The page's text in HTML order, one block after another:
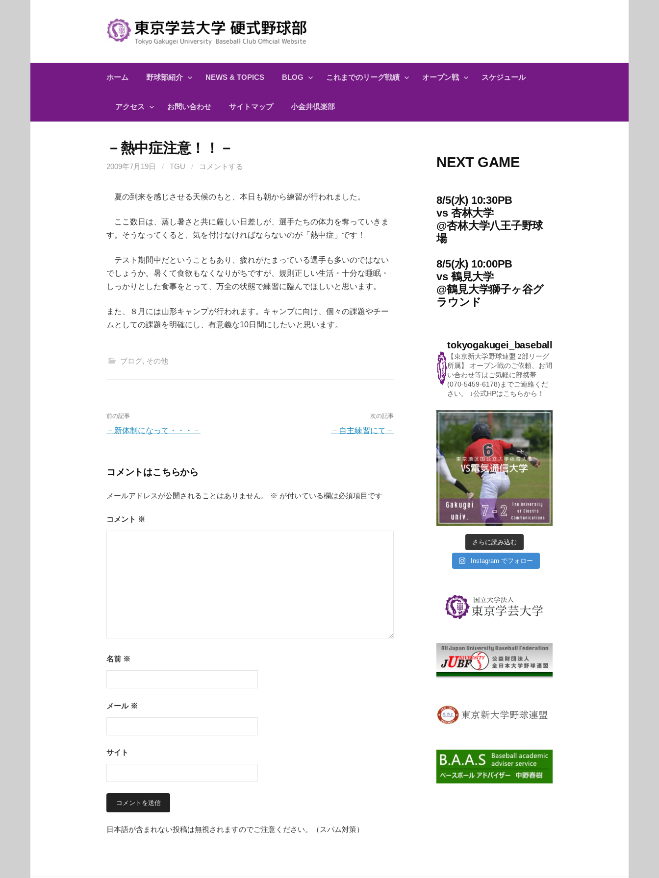
ホーム 野球部紹介 NEWS & TOPICS BLOG これまでのリーグ戦績 オープン戦 スケジュール
アクセス お問い合わせ サイトマップ 小金井倶楽部
－熱中症注意！！－
2009年7月19日 / TGU / コメントする
夏の到来を感じさせる天候のもと、本日も朝から練習が行われました。
ここ数日は、蒸し暑さと共に厳しい日差しが、選手たちの体力を奪っていきま
す。そうなってくると、気を付けなければならないのが「熱中症」です！
テスト期間中だということもあり、疲れがたまっている選手も多いのではない
でしょうか。暑くて食欲もなくなりがちですが、規則正しい生活・十分な睡眠・
しっかりとした食事をとって、万全の状態で練習に臨んでほしいと思います。
また、８月には山形キャンプが行われます。キャンプに向け、個々の課題やチー
ムとしての課題を明確にし、有意義な10日間にしたいと思います。
ブログ, その他
投
稿
ビ
ー
シ
ョ
前の記事
－新体制になって・・・－
次の記事
－自主練習にて－
コメントはこちらから
メールアドレスが公開されることはありません。 ※ が付いている欄は必須項目です
コメント ※
名前 ※
メール ※
サイト
日本語が含まれない投稿は無視されますのでご注意ください。（スパム対策）
NEXT GAME
8/5(水) 10:30PB
vs杏林大学
@杏林大学八王子野球
場
8/5(水) 10:00PB
vs鶴見大学
@鶴見大学獅子ヶ谷グ
ラウンド
tokyogakugei_baseball
【東京新大学野球連盟 2部リーグ
所属】
オープン戦のご依頼、お問
い合わせ等はご気軽に部携帯
(070-5459-6178)までご連絡くだ
さい。
↓公式HPはこちらから！
さらに読み込む
Instagram でフォロー